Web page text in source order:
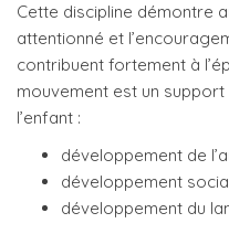
Cette discipline démontre
attentionné et
contribuent fortement à
mouvement est un
l’enfant :
développement de
développement
développement du